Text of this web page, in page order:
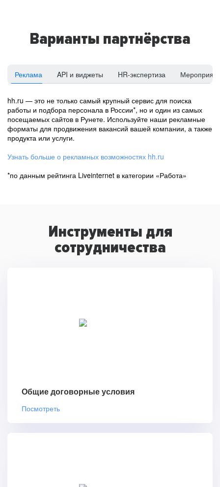
Варианты партнёрства
Реклама API и виджеты HR-экспертиза
hh.ru — это не только самый крупный сервис для поиска
работы и подбора персонала в России*, но и один из самых
посещаемых сайтов в Рунете. Используйте наши рекламные
форматы для продвижения вакансий вашей компании, а также
продукта или услуги.
Узнать больше о рекламных возможностях hh.ru
*по данным рейтинга Liveinternet в категории «Работа»
Инструменты для
сотрудничества
Общие договорные условия
Посмотреть